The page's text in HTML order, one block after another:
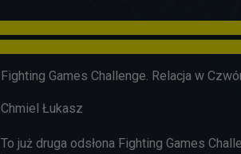
Fighting Games Challenge. Relacja w
Chmiel Łukasz
To już druga odsłona Fighting Games